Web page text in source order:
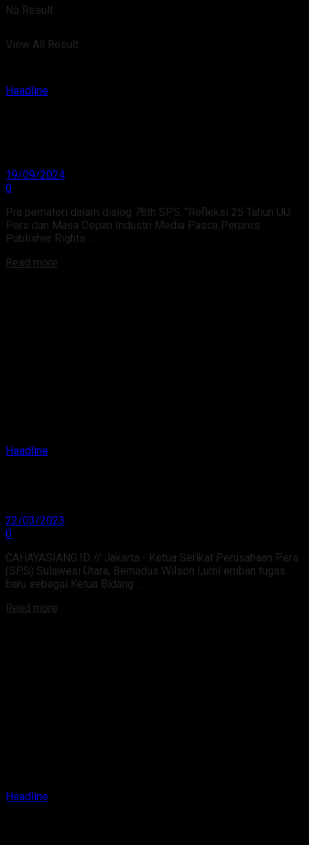
No Result
View All Result
Headline
19/09/2024
0
Pra pemateri dalam dialog 78th SPS: "Refleksi 25 Tahun UU
Pers dan Masa Depan Industri Media Pasca Perpres
Publisher Rights. ...
Read more
Headline
22/03/2023
0
CAHAYASIANG.ID // Jakarta - Ketua Serikat Perusahaan Pers
(SPS) Sulawesi Utara, Bernadus Wilson Lumi emban tugas
baru sebagai Ketua Bidang ...
Read more
Headline